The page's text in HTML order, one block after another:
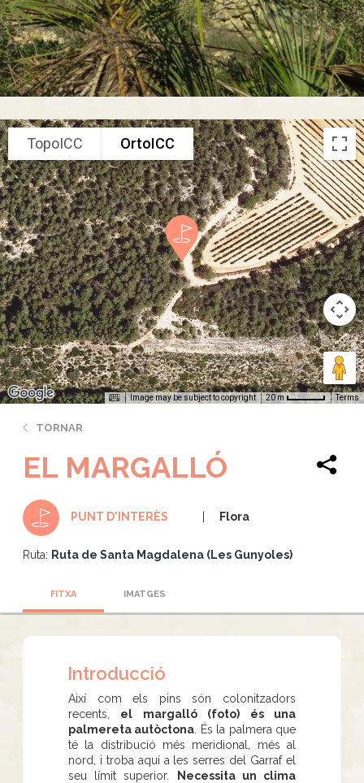
TopoICC OrtoICC
Image may be subject to copyright 20 m Terms
TORNAR
EL MARGALLÓ
PUNT D'INTERÈS Flora
Ruta: Ruta de Santa Magdalena (Les Gunyoles)
FITXA IMATGES
Introducció
Així com els pins són colonitzadors
recents, el margalló (foto) és una
palmereta autòctona . És la palmera que
té la distribució més meridional, més al
nord, i troba aquí a les serres del Garraf el
seu límit superior.
Necessita un clima